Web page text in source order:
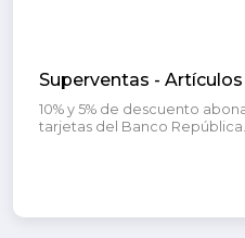
Superventas -
10% y 5% de descuento
tarjetas del Banco República.